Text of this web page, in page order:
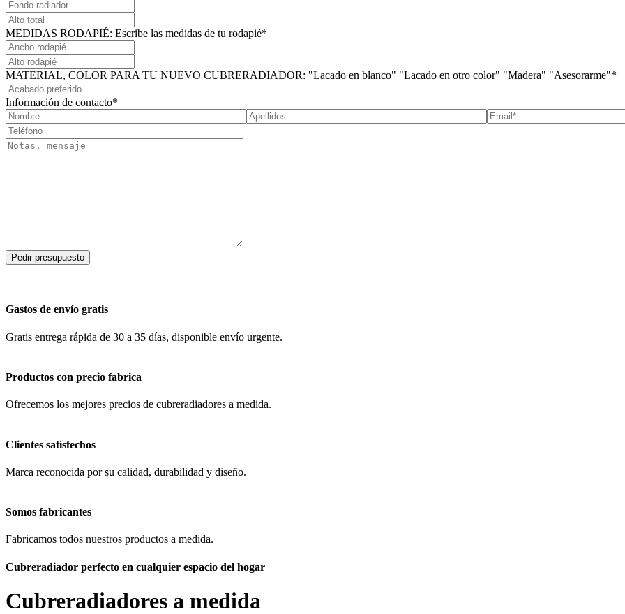
MEDIDAS RODAPIÉ: Escribe las medidas de tu rodapié*
MATERIAL, COLOR PARA TU NUEVO CUBRERADIADOR: "Lacado en blanco" "Lacado en otro color" "Madera" "Asesorarme"*
Información de contacto*
Gastos de envío gratis
Gratis entrega rápida de 30 a 35 días, disponible envío urgente.
Productos con precio fabrica
Ofrecemos los mejores precios de cubreradiadores a medida.
Clientes satisfechos
Marca reconocida por su calidad, durabilidad y diseño.
Somos fabricantes
Fabricamos todos nuestros productos a medida.
Cubreradiador perfecto en cualquier espacio del hogar
Cubreradiadores a medida